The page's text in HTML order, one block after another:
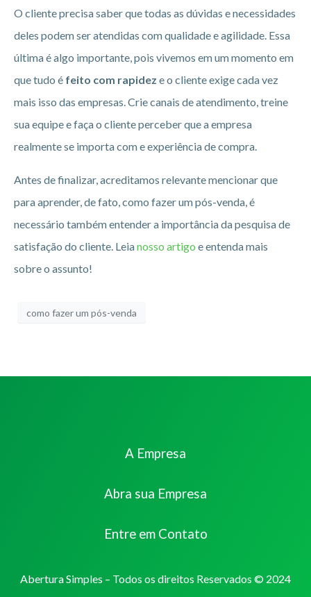
O cliente precisa saber que todas as dúvidas e necessidades
deles podem ser atendidas com qualidade e agilidade. Essa
última é algo importante, pois vivemos em um momento em
que tudo é feito com rapidez e o cliente exige cada vez
mais isso das empresas. Crie canais de atendimento, treine
sua equipe e faça o cliente perceber que a empresa
realmente se importa com e experiência de compra.
Antes de finalizar, acreditamos relevante mencionar que
para aprender, de fato, como fazer um pós-venda, é
necessário também entender a importância da pesquisa de
satisfação do cliente. Leianosso artigo e entenda mais
sobre o assunto!
como fazer um pós-venda
A Empresa
Abra sua Empresa
Entre em Contato
Abertura Simples – Todos os direitos Reservados © 2024